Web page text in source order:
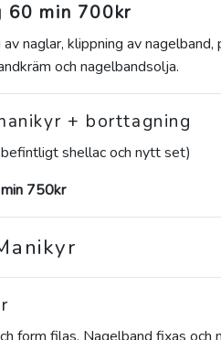
60 min 700kr
av naglar, klippning av
och nagelbandsolja.
+ borttagning
shellac och nytt set)
750kr